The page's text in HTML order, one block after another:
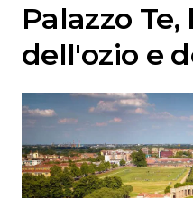
Palazzo Te,
dell'ozio e